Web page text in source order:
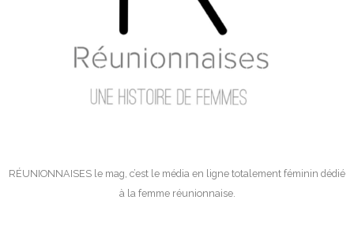
RÉUNIONNAISES le mag, c’est le média en ligne totalement féminin dédié
à la femme réunionnaise.